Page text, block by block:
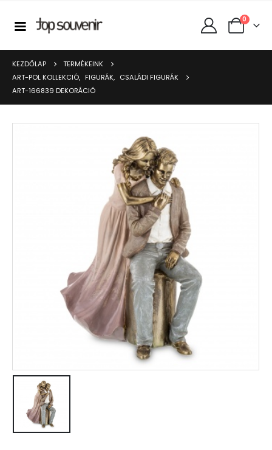
0
KEZDŐLAP
TERMÉKEINK
ART-POL KOLLEKCIÓ, FIGURÁK, CSALÁDI FIGURÁK
ART-166839 DEKORÁCIÓ